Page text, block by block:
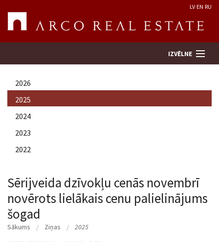
LV EN RU
IZVĒLNE
Meklēt īpašumu
Uzņēmums
Pakalpojumi
Kontakti
2026
2025
2024
2023
2022
Sērijveida dzīvokļu cenās novembrī
novērots lielākais cenu palielinājums
šogad
Sākums Ziņas 2025